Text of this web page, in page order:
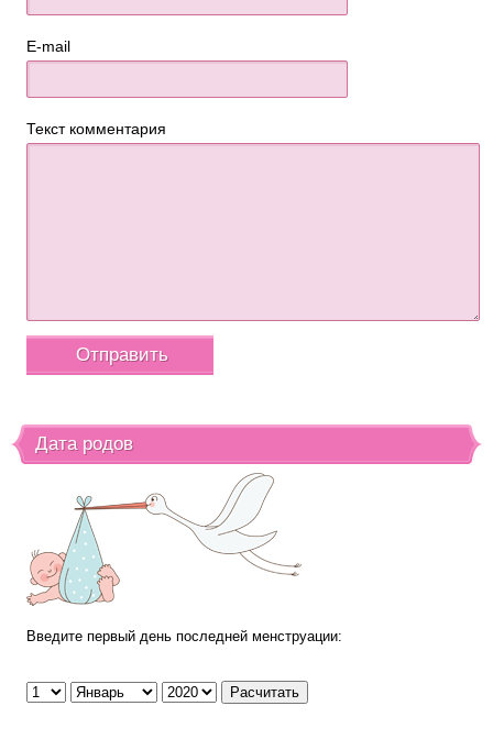
E-mail
Текст комментария
Дата родов
Введите первый день последней менструации: